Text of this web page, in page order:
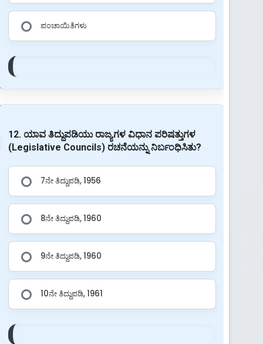
ಪಂಚಾಯಿತಿಗಳು
12. ಯಾವ ತಿದ್ದುಪಡಿಯು ರಾಜ್ಯಗಳ ವಿಧಾನ ಪರಿಷತ್ತುಗಳ
(Legislative Councils) ರಚನೆಯನ್ನು ನಿರ್ಬಂಧಿಸಿತು?
7ನೇ ತಿದ್ದುಪಡಿ, 1956
8ನೇ ತಿದ್ದುಪಡಿ, 1960
9ನೇ ತಿದ್ದುಪಡಿ, 1960
10ನೇ ತಿದ್ದುಪಡಿ, 1961